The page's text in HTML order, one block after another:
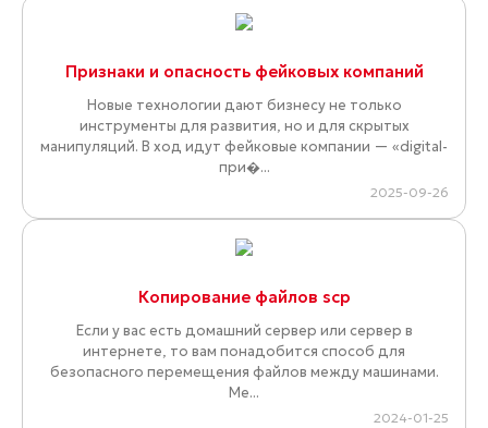
Признаки и опасность фейковых компаний
Новые технологии дают бизнесу не только
инструменты для развития, но и для скрытых
манипуляций. В ход идут фейковые компании — «digital-
при�...
2025-09-26
Копирование файлов scp
Если у вас есть домашний сервер или сервер в
интернете, то вам понадобится способ для
безопасного перемещения файлов между машинами.
Ме...
2024-01-25